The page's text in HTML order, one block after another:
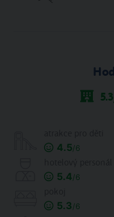
5.3
4.5/6
5.4/6
5.3/6